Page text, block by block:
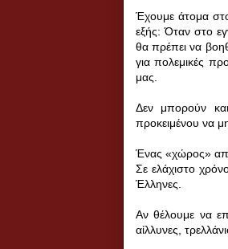
Έχουμε άτομα
εξής: Όταν στο
θα πρέπει να
για πολεμικές
μας.
Δεν μπορούν
προκειμένου να
Ένας «χώρος»
Σε ελάχιστο
Έλληνες.
Αν θέλουμε να
αίλλυνες,